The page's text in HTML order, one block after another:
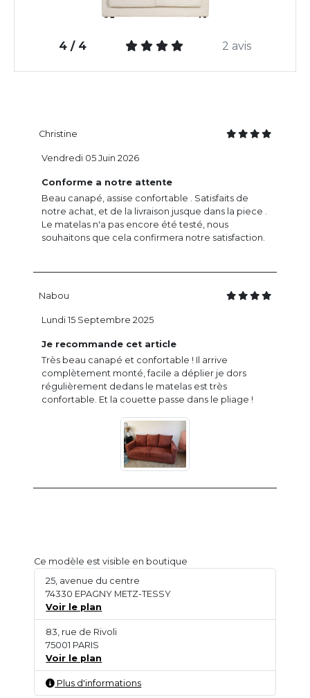
4 / 4 2 avis
Christine
Conforme a notre attente
Beau canapé, assise confortable . Satisfaits de
notre achat, et de la livraison jusque dans la piece .
Le matelas n'a pas encore été testé, nous
souhaitons que cela confirmera notre satisfaction.
Vendredi 05 Juin 2026
Nabou
Je recommande cet article
Très beau canapé et confortable ! Il arrive
complètement monté, facile a déplier je dors
régulièrement dedans le matelas est très
confortable. Et la couette passe dans le pliage !
Lundi 15 Septembre 2025
Ce modèle est visible en boutique
25, avenue du centre
74330 EPAGNY METZ-TESSY
Voir le plan
83, rue de Rivoli
75001 PARIS
Voir le plan
Plus d'informations